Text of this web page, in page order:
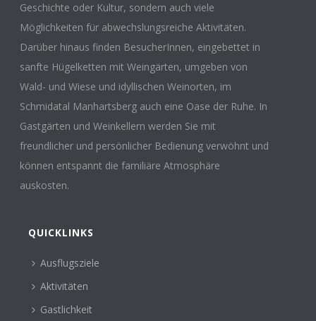
Geschichte oder Kultur, sondern auch viele
Möglichkeiten für abwechslungsreiche Aktivitäten.
Darüber hinaus finden BesucherInnen, eingebettet in
sanfte Hügelketten mit Weingärten, umgeben von
Wald- und Wiese und idyllischen Weinorten, im
Schmidatal Manhartsberg auch eine Oase der Ruhe. In
Gastgärten und Weinkellern werden Sie mit
freundlicher und persönlicher Bedienung verwöhnt und
können entspannt die familiäre Atmosphäre
auskosten.
QUICKLINKS
Ausflugsziele
Aktivitäten
Gastlichkeit